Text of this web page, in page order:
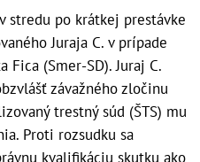
stredu po krátkej prestávke
Juraja C. v prípade
(Smer-SD). Juraj C.
závažného zločinu
trestný súd (ŠTS) mu
Proti rozsudku sa
kvalifikáciu skutku ako